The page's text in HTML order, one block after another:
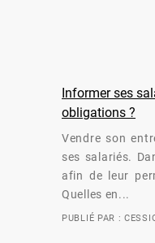
Informer ses
obligations ?
Vendre son
ses salariés.
afin de leur
Quelles en...
PUBLIÉ PAR :